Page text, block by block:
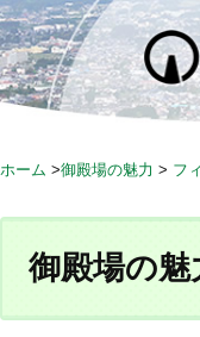
S
k
i
p
o
ホーム >御殿場の魅力 > フ
御殿場の魅